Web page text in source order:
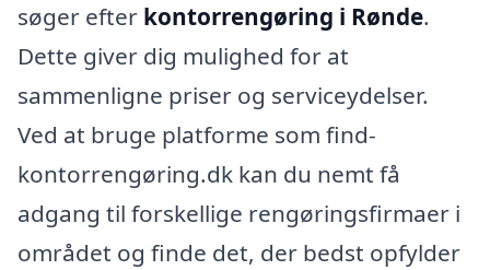
søger efter kontorrengøring i Rønde.
Dette giver dig mulighed for at
sammenligne priser og serviceydelser.
Ved at bruge platforme som find-
kontorrengøring.dk kan du nemt få
adgang til forskellige rengøringsfirmaer i
området og finde det, der bedst opfylder